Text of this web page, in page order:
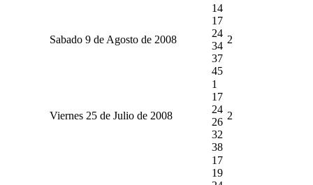
Sabado 9 de Agosto de 2008
14
17
24
34
37
45
2
Viernes 25 de Julio de 2008
1
17
24
26
32
38
2
17
19